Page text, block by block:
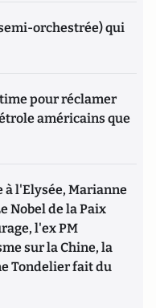
orchestrée) qui
pour réclamer
américains que
à l'Elysée, Marianne
Nobel de la Paix
l'ex PM
sur la Chine, la
Tondelier fait du